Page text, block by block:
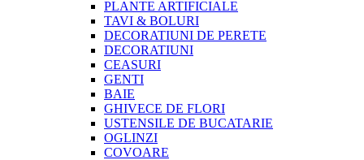
PLANTE ARTIFICIALE
TAVI & BOLURI
DECORATIUNI DE PERETE
DECORATIUNI
CEASURI
GENTI
BAIE
GHIVECE DE FLORI
USTENSILE DE BUCATARIE
OGLINZI
COVOARE